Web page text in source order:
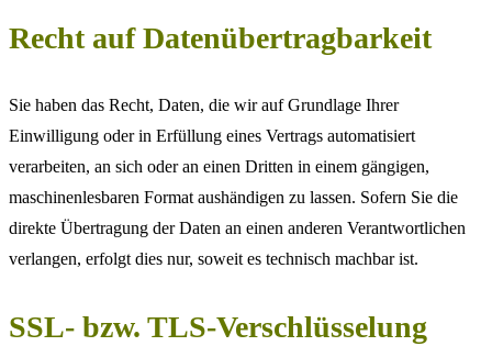
Recht auf Datenübertragbarkeit
Sie haben das Recht, Daten, die wir auf Grundlage Ihrer
Einwilligung oder in Erfüllung eines Vertrags automatisiert
verarbeiten, an sich oder an einen Dritten in einem gängigen,
maschinenlesbaren Format aushändigen zu lassen. Sofern Sie die
direkte Übertragung der Daten an einen anderen Verantwortlichen
verlangen, erfolgt dies nur, soweit es technisch machbar ist.
SSL- bzw. TLS-Verschlüsselung